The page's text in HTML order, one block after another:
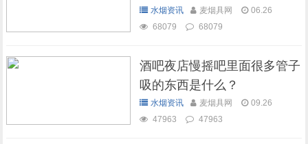
水烟资讯 麦烟具网
06.26
68079
68079
酒吧夜店慢摇吧里面很多管子
吸的东西是什么？
水烟资讯 麦烟具网
09.26
47963
47963